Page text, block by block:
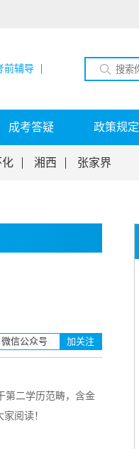
前辅导
成考答疑 政策规定
化 湘西 张家界
微信公众号 加关注
第二学历范畴，含金
阅读！
湖南科技大学